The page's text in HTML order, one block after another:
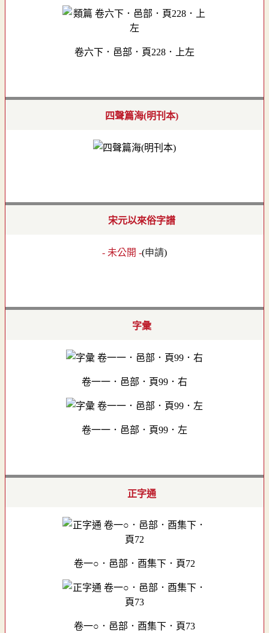
卷六下．邑部．頁228．上左
四聲篇海(明刊本)
宋元以來俗字譜
- 未公開 -(申請)
字彙
卷一一．邑部．頁99．右
卷一一．邑部．頁99．左
正字通
卷一○．邑部．酉集下．頁72
卷一○．邑部．酉集下．頁73